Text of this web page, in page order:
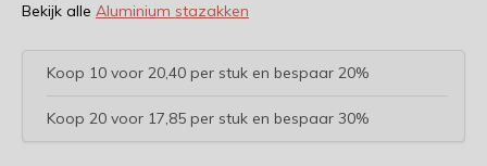
Bekijk alle Aluminium stazakken
Koop 10 voor 20,40 per stuk en bespaar 20%
Koop 20 voor 17,85 per stuk en bespaar 30%